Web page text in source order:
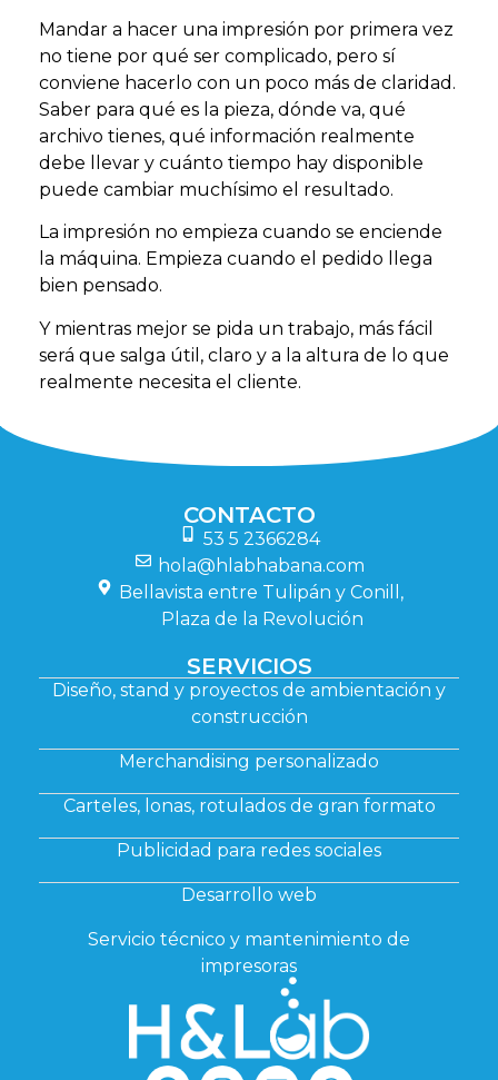
Mandar a hacer una impresión por primera vez
no tiene por qué ser complicado, pero sí
conviene hacerlo con un poco más de claridad.
Saber para qué es la pieza, dónde va, qué
archivo tienes, qué información realmente
debe llevar y cuánto tiempo hay disponible
puede cambiar muchísimo el resultado.
La impresión no empieza cuando se enciende
la máquina. Empieza cuando el pedido llega
bien pensado.
Y mientras mejor se pida un trabajo, más fácil
será que salga útil, claro y a la altura de lo que
realmente necesita el cliente.
CONTACTO
53 5 2366284
hola@hlabhabana.com
Bellavista entre Tulipán y Conill,
Plaza de la Revolución
SERVICIOS
Diseño, stand y proyectos de ambientación y
construcción
Merchandising personalizado
Carteles, lonas, rotulados de gran formato
Publicidad para redes sociales
Desarrollo web
Servicio técnico y mantenimiento de
impresoras